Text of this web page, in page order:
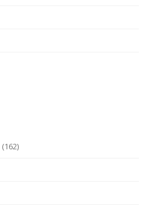
(162)